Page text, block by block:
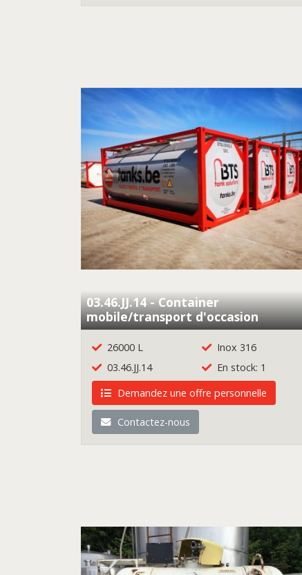
03.46.JJ.14 - Container
mobile/transport d'occasion
26000 L
Inox 316
03.46.JJ.14
En stock: 1
Demandez une offre personnelle
Contactez-nous